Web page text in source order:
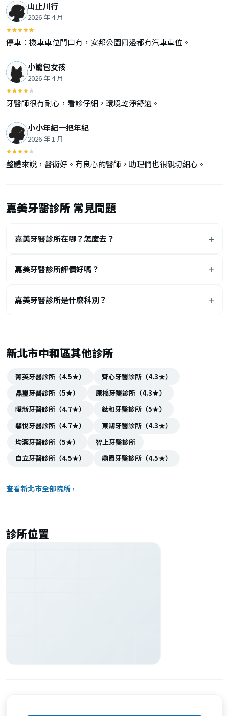
山止川行
2026 年 4 月
停車：機車車位門口有，安邦公園四邊都有汽車車位。
小籠包女孩
2026 年 4 月
牙醫師很有耐心，看診仔細，環境乾淨舒適。
小小年紀一把年紀
2026 年 1 月
整體來說，醫術好。有良心的醫師，助理們也很親切細心。
嘉美牙醫診所 常見問題
嘉美牙醫診所在哪？怎麼去？
嘉美牙醫診所評價好嗎？
嘉美牙醫診所是什麼科別？
新北市中和區其他診所
菁英牙醫診所（4.5★）
齊心牙醫診所（4.3★）
晶璽牙醫診所（5★）
康橋牙醫診所（4.3★）
曜新牙醫診所（4.7★）
鈦和牙醫診所（5★）
馨悅牙醫診所（4.7★）
東鴻牙醫診所（4.3★）
均潔牙醫診所（5★）
智上牙醫診所
自立牙醫診所（4.5★）
鼎爵牙醫診所（4.5★）
查看新北市全部院所 ›
診所位置